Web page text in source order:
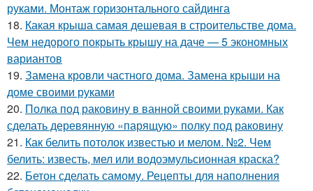
руками. Монтаж горизонтального сайдинга
18. Какая крыша самая дешевая в строительстве дома.
Чем недорого покрыть крышу на даче — 5 экономных
вариантов
19. Замена кровли частного дома. Замена крыши на
доме своими руками
20. Полка под раковину в ванной своими руками. Как
сделать деревянную «парящую» полку под раковину
21. Как белить потолок известью и мелом. №2. Чем
белить: известь, мел или водоэмульсионная краска?
22. Бетон сделать самому. Рецепты для наполнения